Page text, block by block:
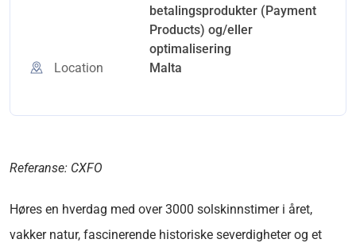
betalingsprodukter (Payment
Products) og/eller
optimalisering
Location
Malta
Referanse: CXFO
Høres en hverdag med over 3000 solskinnstimer i året,
vakker natur, fascinerende historiske severdigheter og et